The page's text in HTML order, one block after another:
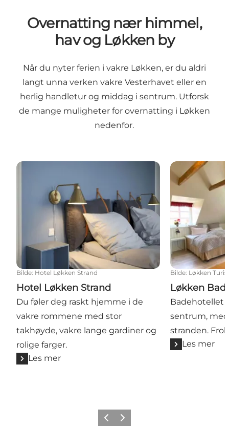
Overnatting nær himmel,
hav og Løkken by
Når du nyter ferien i vakre Løkken, er du aldri
langt unna verken vakre Vesterhavet eller en
herlig handletur og middag i sentrum. Utforsk
de mange muligheter for overnatting i Løkken
nedenfor.
Hotel Løkken Strand
Bilde: Hotel Løkken Strand
Hotel Løkken Strand
Du føler deg raskt hjemme i de
vakre rommene med stor
takhøyde, vakre lange gardiner og
rolige farger.
Les mer
Løkken
Bilde: Løkken
Løkken
Badehotellet
sentrum,
stranden.
Les mer
ForrigeNeste